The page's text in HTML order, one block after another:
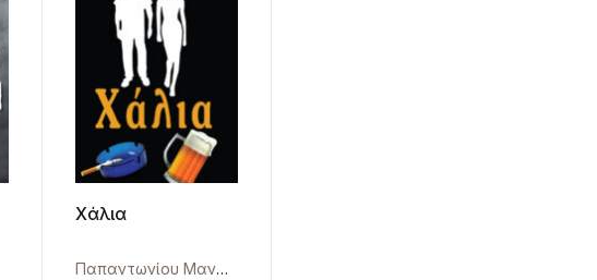
Χάλια
Παπαντωνίου Μανώλης